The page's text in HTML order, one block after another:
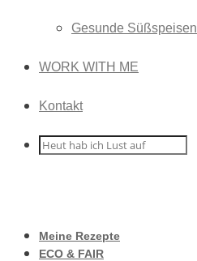
Gesunde Süßspeisen
WORK WITH ME
Kontakt
Meine Rezepte
ECO & FAIR